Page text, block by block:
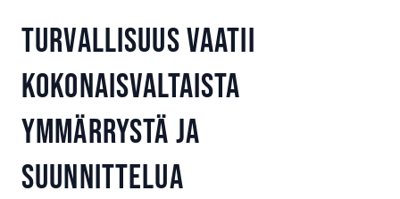
Turvallisuus vaatii
kokonaisvaltaista
ymmärrystä ja
suunnittelua